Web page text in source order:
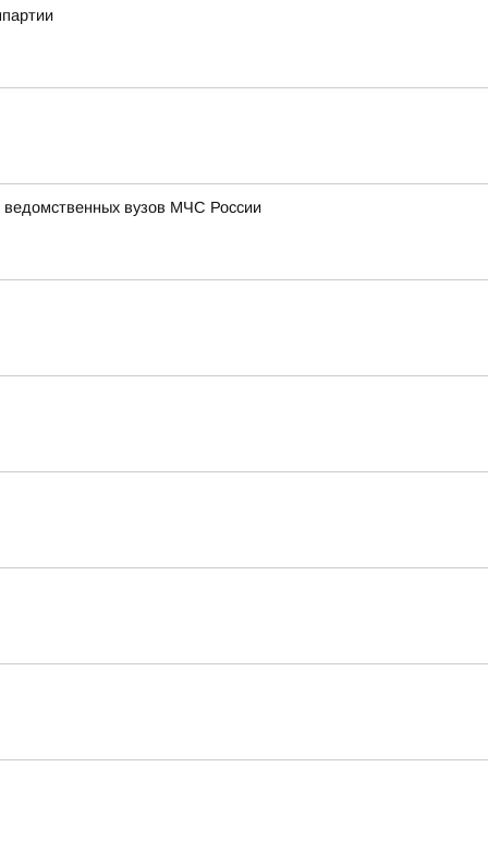
ведомственных вузов МЧС России